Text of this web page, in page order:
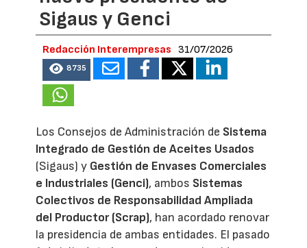
Sigaus y Genci
Redacción Interempresas 31/07/2026
8735
Los Consejos de Administración de Sistema
Integrado de Gestión de Aceites Usados
(Sigaus) y Gestión de Envases Comerciales
e Industriales (Genci), ambos Sistemas
Colectivos de Responsabilidad Ampliada
del Productor (Scrap), han acordado renovar
la presidencia de ambas entidades. El pasado